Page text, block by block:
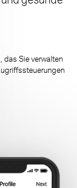
das Sie verwalten